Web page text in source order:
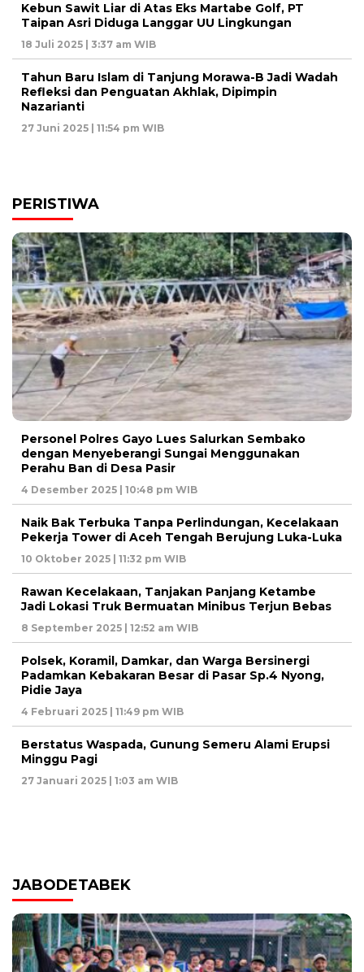
Kebun Sawit Liar di Atas Eks Martabe Golf, PT
Taipan Asri Diduga Langgar UU Lingkungan
18 Juli 2025 | 3:37 am WIB
Tahun Baru Islam di Tanjung Morawa-B Jadi Wadah
Refleksi dan Penguatan Akhlak, Dipimpin
Nazarianti
27 Juni 2025 | 11:54 pm WIB
PERISTIWA
Personel Polres Gayo Lues Salurkan Sembako
dengan Menyeberangi Sungai Menggunakan
Perahu Ban di Desa Pasir
4 Desember 2025 | 10:48 pm WIB
Naik Bak Terbuka Tanpa Perlindungan, Kecelakaan
Pekerja Tower di Aceh Tengah Berujung Luka-Luka
10 Oktober 2025 | 11:32 pm WIB
Rawan Kecelakaan, Tanjakan Panjang Ketambe
Jadi Lokasi Truk Bermuatan Minibus Terjun Bebas
8 September 2025 | 12:52 am WIB
Polsek, Koramil, Damkar, dan Warga Bersinergi
Padamkan Kebakaran Besar di Pasar Sp.4 Nyong,
Pidie Jaya
4 Februari 2025 | 11:49 pm WIB
Berstatus Waspada, Gunung Semeru Alami Erupsi
Minggu Pagi
27 Januari 2025 | 1:03 am WIB
JABODETABEK